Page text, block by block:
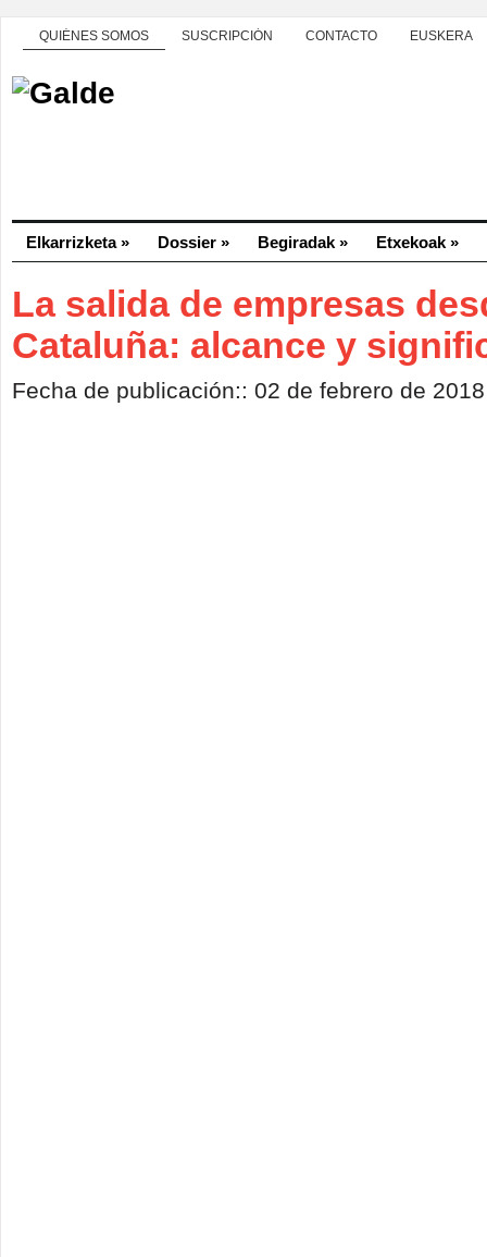
QUIÉNES SOMOS SUSCRIPCIÓN CONTACTO EUSKERA
Elkarrizketa» Dossier » Begiradak » Etxekoak »
La salida de empresas
Cataluña: alcance y
Fecha de publicación:: 02 de febrero de 2018